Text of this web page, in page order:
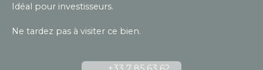
Idéal pour investisseurs.
Ne tardez pas à visiter ce bien.